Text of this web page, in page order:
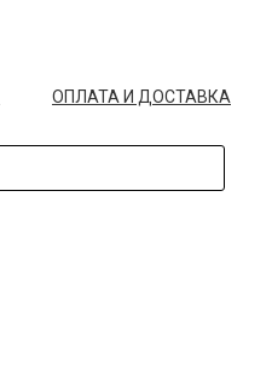
ОПЛАТА И ДОСТАВКА